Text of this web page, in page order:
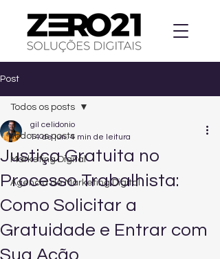
Post
Todos os posts
Marketing Digital
Agencia de Marketing Digital
Todos os posts
Justiça Gratuita no
Processo Trabalhista:
Como Solicitar a
Gratuidade e Entrar com
Sua Ação
gil celidonio
14 de jun. 4 min de leitura